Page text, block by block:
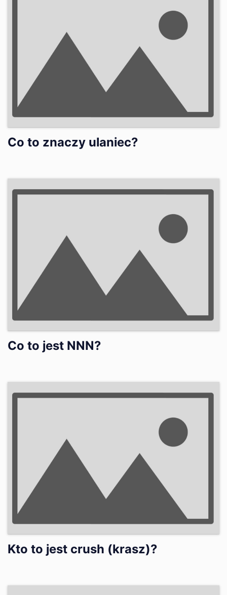
Co to znaczy ulaniec?
Co to jest NNN?
Kto to jest crush (krasz)?